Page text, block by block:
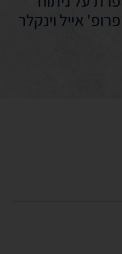
אייל וינקלר